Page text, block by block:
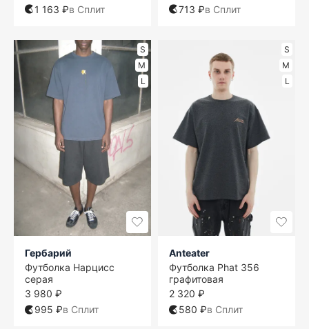
1 163 ₽в Сплит
713 ₽в Сплит
S
M
L
Гербарий
Футболка Нарцисс
серая
3 980 ₽
995 ₽в Сплит
S
M
L
Anteater
Футболка Phat 356
графитовая
2 320 ₽
580 ₽в Сплит